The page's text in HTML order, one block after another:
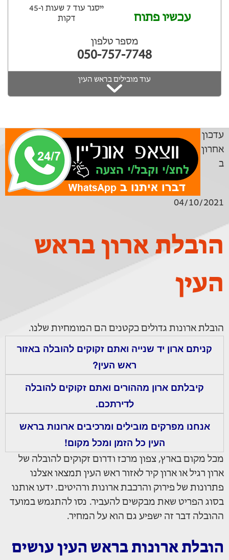
עכשיו פתוח
ייסגר עוד 7 שעות ‫ו-45
דקות
מספר טלפון
050-757-7748
עוד מובילים בראש העין
עדכון
אחרון
ב
04/10/2021
הובלת ארון בראש
העין
הובלת ארונות גדולים כקטנים הם המומחיות שלנו.
קניתם ארון יד שנייה ואתם זקוקים להובלה באזור
ראש העין?
קיבלתם ארון מההורים ואתם זקוקים להובלה
לדירתכם.
אנחנו מפרקים מובילים ומרכיבים ארונות בראש
העין כל הזמן ומכל מקום!
מכל מקום בארץ, צפון מרכז ודרום זקוקים להובלה של
ארון רגיל או ארון קיר לאזור ראש העין תמצאו אצלנו
פתרונות של פירוק והרכבת ארונות ורהיטים. ידעו אותנו
בסוג הפריט שאת מבקשים להעביר. נסו להתגמש במועד
ההובלה דבר זה ישפיע גם הוא על המחיר.
הובלת ארונות בראש העין עושים